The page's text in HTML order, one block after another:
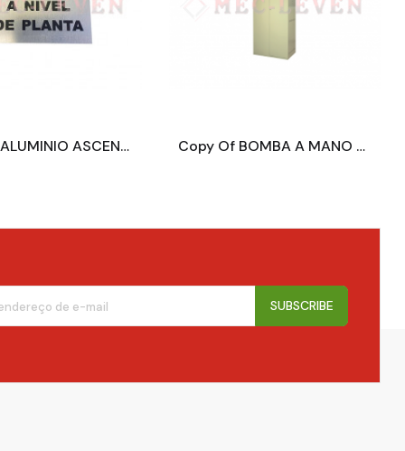
Copy Of BOMBA A MANO PAM 800 Copy Of PULSADOR RT42 IX LED 30 V 1NO ROJO "NUMERICO"
SUBSCRIBE